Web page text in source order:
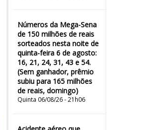
Números da Mega-Sena
de 150 milhões de reais
sorteados nesta noite de
quinta-feira 6 de agosto:
16, 21, 24, 31, 43 e 54.
(Sem ganhador, prêmio
subiu para 165 milhões
de reais, domingo)
Quinta 06/08/26 - 21h06